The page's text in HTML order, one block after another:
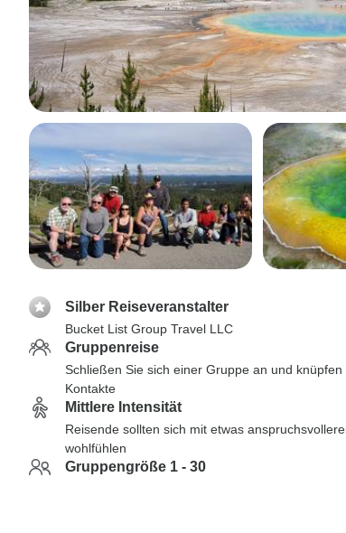
Silber Reiseveranstalter
Bucket List Group Travel LLC
Gruppenreise
Schließen Sie sich einer Gruppe an und knüpfen
Kontakte
Mittlere Intensität
Reisende sollten sich mit etwas
wohlfühlen
Gruppengröße 1 - 30